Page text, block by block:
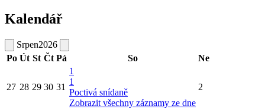
Kalendář
Srpen2026
Po Út St Čt Pá So Ne
27 28 29 30 31
1
1
Poctivá snídaně
Zobrazit všechny záznamy ze dne
2